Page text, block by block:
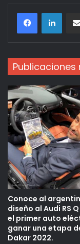
Conoce al
diseño al Audi RS
el primer auto
ganar una etapa
Dakar 2022.